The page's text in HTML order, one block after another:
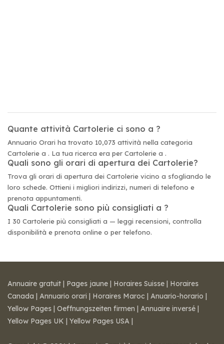
Quante attività Cartolerie ci sono a ?
Annuario Orari ha trovato 10,073 attività nella categoria
Cartolerie a . La tua ricerca era per Cartolerie a .
Quali sono gli orari di apertura dei Cartolerie?
Trova gli orari di apertura dei Cartolerie vicino a sfogliando le
loro schede. Ottieni i migliori indirizzi, numeri di telefono e
prenota appuntamenti.
Quali Cartolerie sono più consigliati a ?
I 30 Cartolerie più consigliati a — leggi recensioni, controlla
disponibilità e prenota online o per telefono.
Annuaire gratuit | Pages jaune | Horaires Suisse | Horaires
Canada | Annuario orari | Horaires Maroc | Anuario-horario |
Yellow Pages | Oeffnungszeiten firmen | Annuaire inversé |
Yellow Pages UK | Yellow Pages USA |